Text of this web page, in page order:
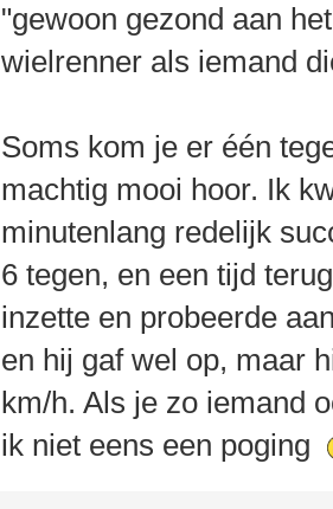
"gewoon gezond aan
wielrenner als iemand
Soms kom je er één
machtig mooi hoor. Ik
minutenlang redelijk
6 tegen, en een tijd
inzette en probeerde
en hij gaf wel op, maar
km/h. Als je zo iemand
ik niet eens een poging